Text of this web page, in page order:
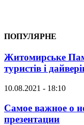
ПОПУЛЯРНЕ
Житомирське
туристів і
10.08.2021 - 18:10
Самое важное о
презентации